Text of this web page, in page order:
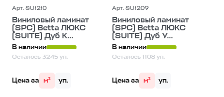
Арт. SU1210
Виниловый ламинат
(SPC) Betta ЛЮКС
(SUITE) Дуб К...
В наличии
Осталось 3245 уп.
Цена за м² уп.
Арт. SU1209
Виниловый ламинат
(SPC) Betta ЛЮКС
(SUITE) Дуб У...
В наличии
Осталось 1108 уп.
Цена за м² уп.